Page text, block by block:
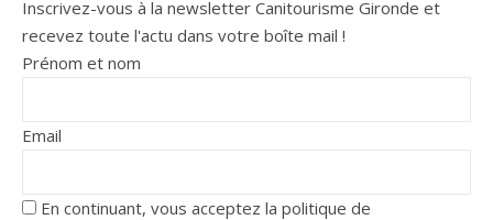
Inscrivez-vous à la newsletter Canitourisme Gironde et
recevez toute l'actu dans votre boîte mail !
Prénom et nom
Email
En continuant, vous acceptez la politique de